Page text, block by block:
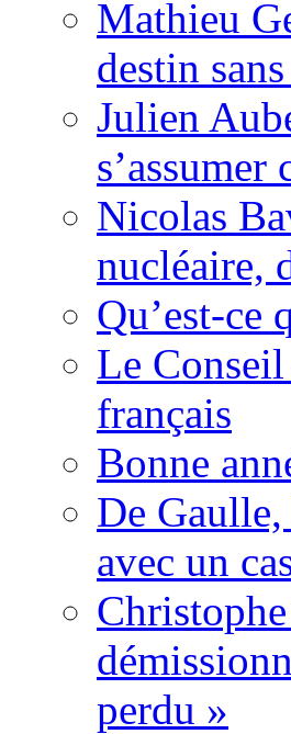
Mathieu
destin
Julien
Nicolas
nucléaire,
Qu’est-ce
Le
français
Bonne
De
avec un
perdu »